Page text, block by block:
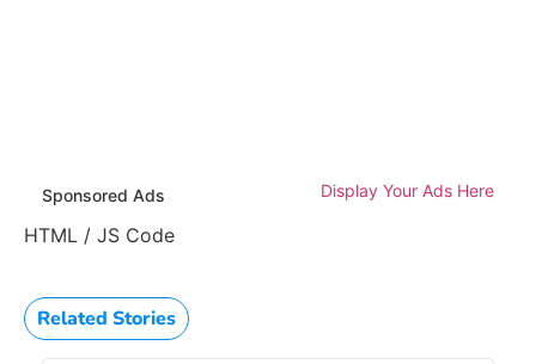
Sponsored Ads Display Your Ads Here
HTML / JS Code
Related Stories